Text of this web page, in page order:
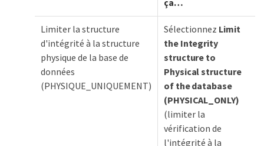
ça…​
Limiter la structure
d'intégrité à la structure
physique de la base de
données
(PHYSIQUE_UNIQUEMENT)
Sélectionnez Limit
the Integrity
structure to
Physical structure
of the database
(PHYSICAL_ONLY)
(limiter la
vérification de
l'intégrité à la